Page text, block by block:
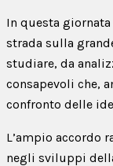
In questa
strada sulla
studiare, da
consapevoli che,
confronto delle
L’ampio accordo
negli sviluppi